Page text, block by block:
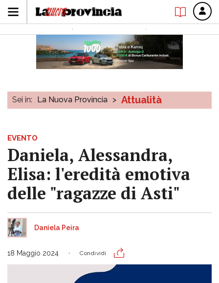
Sei in: La Nuova Provincia > Attualità
EVENTO
Daniela, Alessandra,
Elisa: l'eredità emotiva
delle "ragazze di Asti"
Daniela Peira
18 Maggio 2024 Condividi